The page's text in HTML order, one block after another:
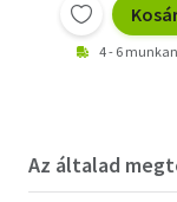
4 - 6
Az általad